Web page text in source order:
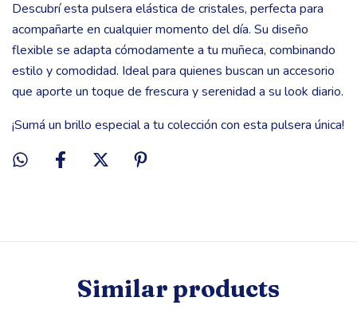
Descubrí esta pulsera elástica de cristales, perfecta para
acompañarte en cualquier momento del día. Su diseño
flexible se adapta cómodamente a tu muñeca, combinando
estilo y comodidad. Ideal para quienes buscan un accesorio
que aporte un toque de frescura y serenidad a su look diario.
¡Sumá un brillo especial a tu colección con esta pulsera única!
Similar products